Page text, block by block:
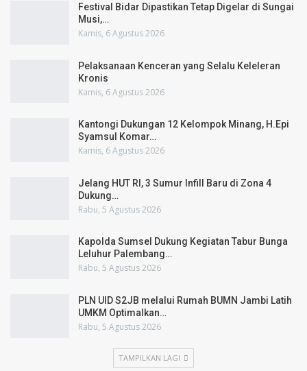
Festival Bidar Dipastikan Tetap Digelar di Sungai
Musi,…
Kamis, 6 Agustus 2026
Pelaksanaan Kenceran yang Selalu Keleleran
Kronis
Kamis, 6 Agustus 2026
Kantongi Dukungan 12 Kelompok Minang, H.Epi
Syamsul Komar…
Kamis, 6 Agustus 2026
Jelang HUT RI, 3 Sumur Infill Baru di Zona 4
Dukung…
Rabu, 5 Agustus 2026
Kapolda Sumsel Dukung Kegiatan Tabur Bunga
Leluhur Palembang…
Rabu, 5 Agustus 2026
PLN UID S2JB melalui Rumah BUMN Jambi Latih
UMKM Optimalkan…
Rabu, 5 Agustus 2026
TAMPILKAN LAGI